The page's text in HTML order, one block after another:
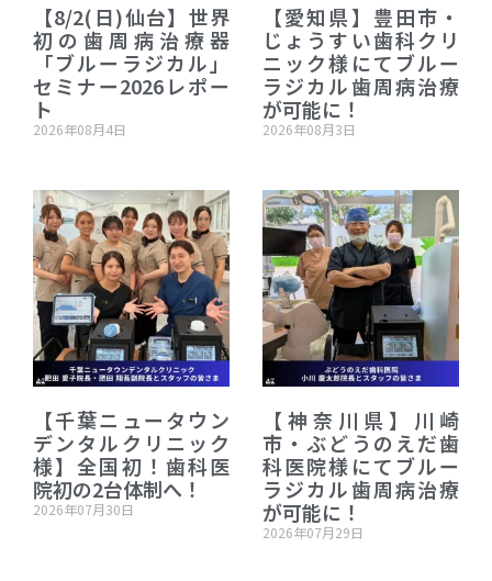
【8/2(日)仙台】世界
初の歯周病治療器
「ブルーラジカル」
セミナー2026レポー
ト
2026年08月4日
【愛知県】豊田市・
じょうすい歯科クリ
ニック様にてブルー
ラジカル歯周病治療
が可能に！
2026年08月3日
【千葉ニュータウン
デンタルクリニック
様】全国初！歯科医
院初の2台体制へ！
2026年07月30日
【神奈川県】川崎
市・ぶどうのえだ歯
科医院様にてブルー
ラジカル歯周病治療
が可能に！
2026年07月29日